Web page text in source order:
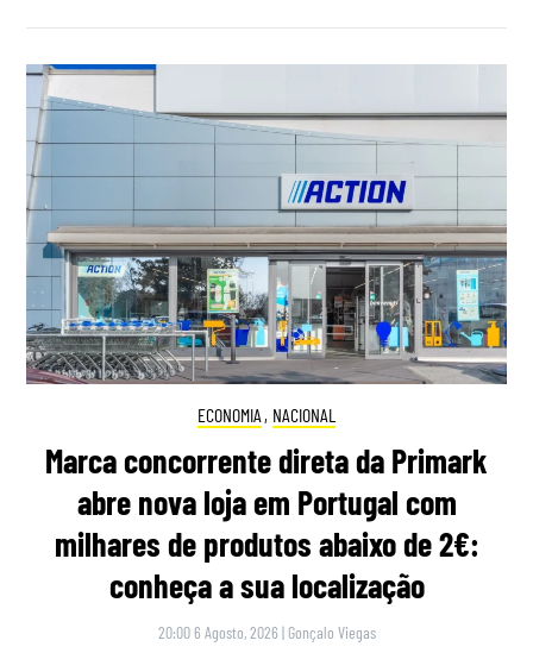
ECONOMIA , NACIONAL
Marca concorrente direta da Primark
abre nova loja em Portugal com
milhares de produtos abaixo de 2€:
conheça a sua localização
20:00 6 Agosto, 2026 | Gonçalo Viegas